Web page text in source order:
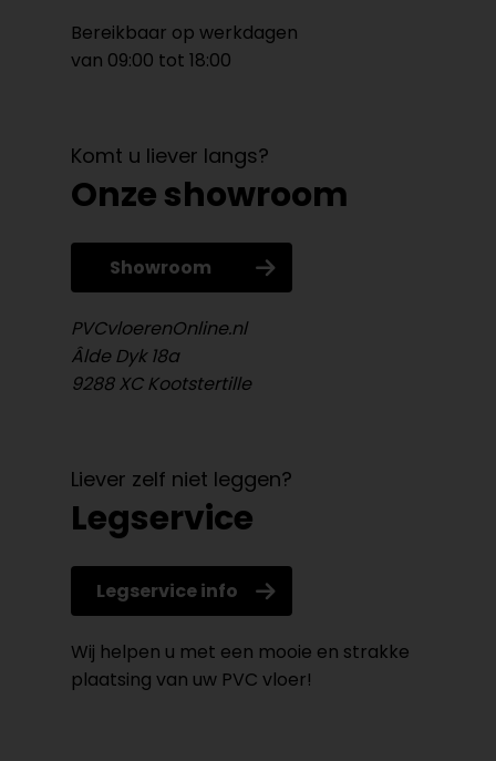
Bereikbaar op werkdagen
van 09:00 tot 18:00
Komt u liever langs?
Onze showroom
Showroom
PVCvloerenOnline.nl
Âlde Dyk 18a
9288 XC Kootstertille
Liever zelf niet leggen?
Legservice
Legservice info
Wij helpen u met een mooie en strakke
plaatsing van uw PVC vloer!